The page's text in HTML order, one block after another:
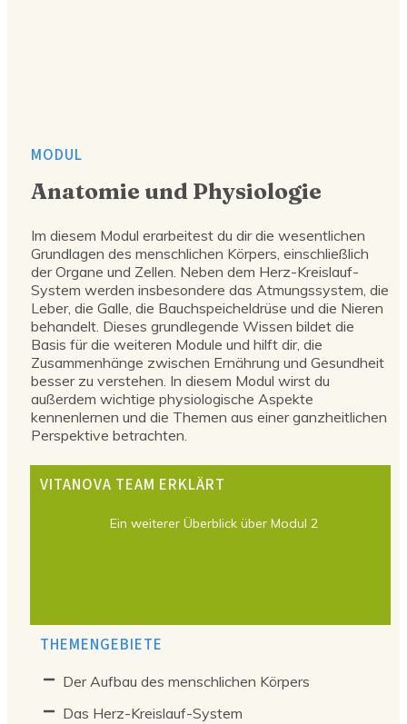
MODUL
Anatomie und Physiologie
Im diesem Modul erarbeitest du dir die wesentlichen
Grundlagen des menschlichen Körpers, einschließlich
der Organe und Zellen. Neben dem Herz-Kreislauf-
System werden insbesondere das Atmungssystem, die
Leber, die Galle, die Bauchspeicheldrüse und die Nieren
behandelt. Dieses grundlegende Wissen bildet die
Basis für die weiteren Module und hilft dir, die
Zusammenhänge zwischen Ernährung und Gesundheit
besser zu verstehen. In diesem Modul wirst du
außerdem wichtige physiologische Aspekte
kennenlernen und die Themen aus einer ganzheitlichen
Perspektive betrachten.
VITANOVA TEAM ERKLÄRT
Ein weiterer Überblick über Modul 2
THEMENGEBIETE
Der Aufbau des menschlichen Körpers
Das Herz-Kreislauf-System